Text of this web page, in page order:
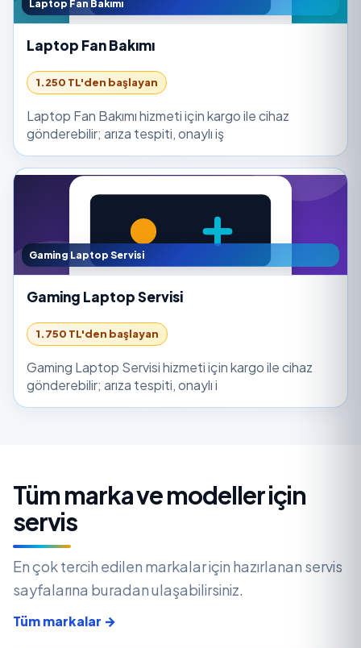
Laptop Fan Bakımı
Laptop Fan Bakımı
1.250 TL'den başlayan
Laptop Fan Bakımı hizmeti için kargo ile cihaz
gönderebilir; arıza tespiti, onaylı iş
Gaming Laptop Servisi
Gaming Laptop Servisi
1.750 TL'den başlayan
Gaming Laptop Servisi hizmeti için kargo ile cihaz
gönderebilir; arıza tespiti, onaylı i
Tüm marka ve modeller için
servis
En çok tercih edilen markalar için hazırlanan servis
sayfalarına buradan ulaşabilirsiniz.
Tüm markalar →